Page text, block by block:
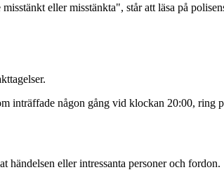
eller misstänkta", står att läsa på
inträffade någon gång vid klockan 20:00,
eller intressanta personer och fordon.